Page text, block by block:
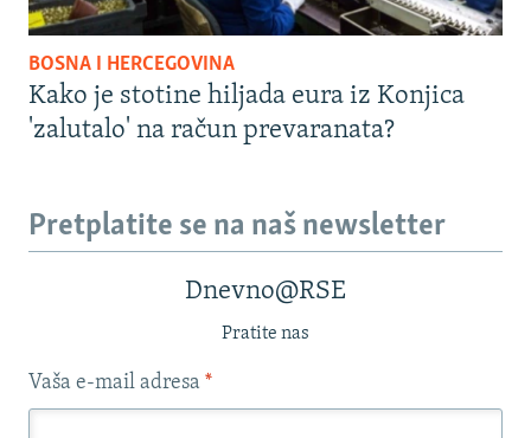
BOSNA I HERCEGOVINA
Kako je stotine hiljada eura iz Konjica
'zalutalo' na račun prevaranata?
Pretplatite se na naš newsletter
Dnevno@RSE
Pratite nas
Vaša e-mail adresa *